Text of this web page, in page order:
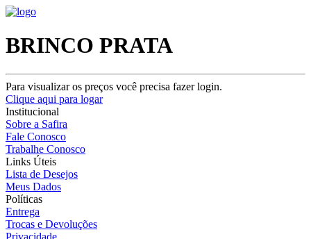
BRINCO PRATA
Para visualizar os preços você precisa fazer login.
Clique aqui para logar
Institucional
Sobre a Safira
Fale Conosco
Trabalhe Conosco
Links Úteis
Lista de Desejos
Meus Dados
Políticas
Entrega
Trocas e Devoluções
Privacidade